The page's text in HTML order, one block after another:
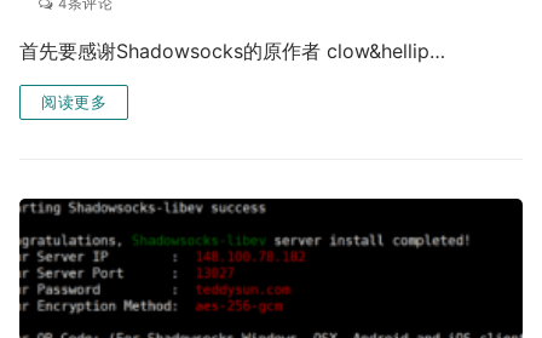
4条评论
首先要感谢Shadowsocks的原作者 clow&hellip…
阅读更多